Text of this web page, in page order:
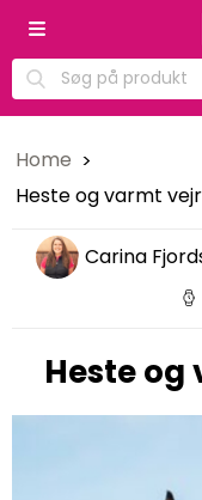
Home
Heste og varmt
Carina
Heste og